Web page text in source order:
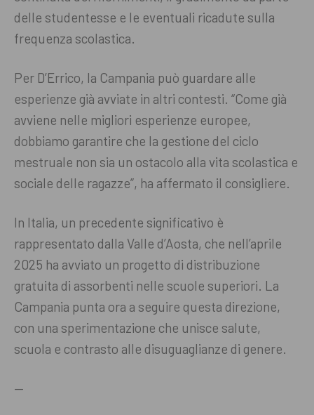
delle studentesse e le eventuali ricadute sulla
frequenza scolastica.
Per D’Errico, la Campania può guardare alle
esperienze già avviate in altri contesti. “Come già
avviene nelle migliori esperienze europee,
dobbiamo garantire che la gestione del ciclo
mestruale non sia un ostacolo alla vita scolastica e
sociale delle ragazze”, ha affermato il consigliere.
In Italia, un precedente significativo è
rappresentato dalla Valle d’Aosta, che nell’aprile
2025 ha avviato un progetto di distribuzione
gratuita di assorbenti nelle scuole superiori. La
Campania punta ora a seguire questa direzione,
con una sperimentazione che unisce salute,
scuola e contrasto alle disuguaglianze di genere.
—